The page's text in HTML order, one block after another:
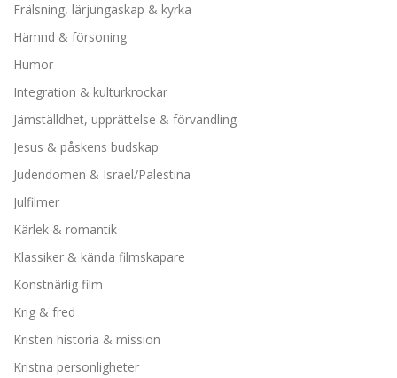
Frälsning, lärjungaskap & kyrka
Hämnd & försoning
Humor
Integration & kulturkrockar
Jämställdhet, upprättelse & förvandling
Jesus & påskens budskap
Judendomen & Israel/Palestina
Julfilmer
Kärlek & romantik
Klassiker & kända filmskapare
Konstnärlig film
Krig & fred
Kristen historia & mission
Kristna personligheter